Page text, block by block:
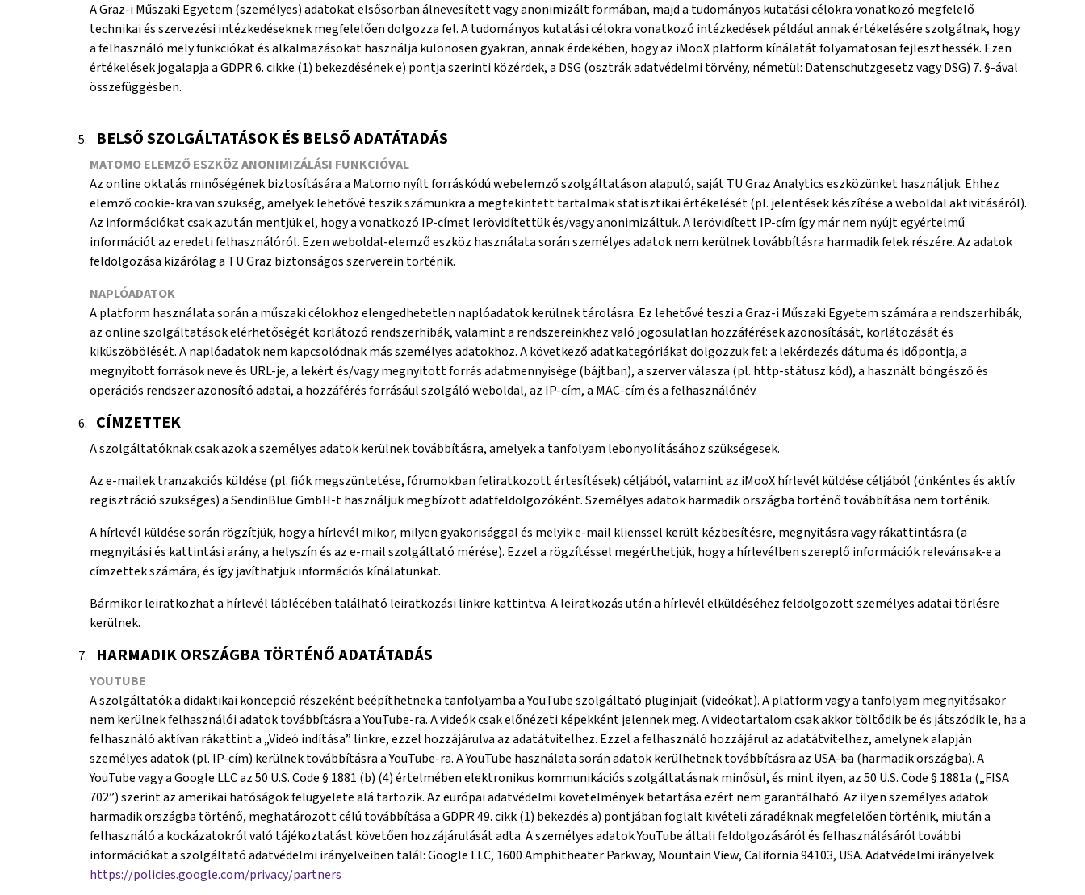
A Graz-i Műszaki Egyetem (személyes) adatokat elsősorban álnevesített vagy anonimizált formában, majd a tudományos kutatási célokra vonatkozó megfelelő
technikai és szervezési intézkedéseknek megfelelően dolgozza fel. A tudományos kutatási célokra vonatkozó intézkedések például annak értékelésére szolgálnak, hogy
a felhasználó mely funkciókat és alkalmazásokat használja különösen gyakran, annak érdekében, hogy az iMooX platform kínálatát folyamatosan fejleszthessék. Ezen
értékelések jogalapja a GDPR 6. cikke (1) bekezdésének e) pontja szerinti közérdek, a DSG (osztrák adatvédelmi törvény, németül: Datenschutzgesetz vagy DSG) 7. §-ával
összefüggésben.
BELSŐ SZOLGÁLTATÁSOK ÉS BELSŐ ADATÁTADÁS
MATOMO ELEMZŐ ESZKÖZ ANONIMIZÁLÁSI FUNKCIÓVAL
Az online oktatás minőségének biztosítására a Matomo nyílt forráskódú webelemző szolgáltatáson alapuló, saját TU Graz Analytics eszközünket használjuk. Ehhez
elemző cookie-kra van szükség, amelyek lehetővé teszik számunkra a megtekintett tartalmak statisztikai értékelését (pl. jelentések készítése a weboldal aktivitásáról).
Az információkat csak azután mentjük el, hogy a vonatkozó IP-címet lerövidítettük és/vagy anonimizáltuk. A lerövidített IP-cím így már nem nyújt egyértelmű
információt az eredeti felhasználóról. Ezen weboldal-elemző eszköz használata során személyes adatok nem kerülnek továbbításra harmadik felek részére. Az adatok
feldolgozása kizárólag a TU Graz biztonságos szerverein történik.
NAPLÓADATOK
A platform használata során a műszaki célokhoz elengedhetetlen naplóadatok kerülnek tárolásra. Ez lehetővé teszi a Graz-i Műszaki Egyetem számára a rendszerhibák,
az online szolgáltatások elérhetőségét korlátozó rendszerhibák, valamint a rendszereinkhez való jogosulatlan hozzáférések azonosítását, korlátozását és
kiküszöbölését. A naplóadatok nem kapcsolódnak más személyes adatokhoz. A következő adatkategóriákat dolgozzuk fel: a lekérdezés dátuma és időpontja, a
megnyitott források neve és URL-je, a lekért és/vagy megnyitott forrás adatmennyisége (bájtban), a szerver válasza (pl. http-státusz kód), a használt böngésző és
operációs rendszer azonosító adatai, a hozzáférés forrásául szolgáló weboldal, az IP-cím, a MAC-cím és a felhasználónév.
CÍMZETTEK
A szolgáltatóknak csak azok a személyes adatok kerülnek továbbításra, amelyek a tanfolyam lebonyolításához szükségesek.
Az e-mailek tranzakciós küldése (pl. fiók megszüntetése, fórumokban feliratkozott értesítések) céljából, valamint az iMooX hírlevél küldése céljából (önkéntes és aktív
regisztráció szükséges) a SendinBlue GmbH-t használjuk megbízott adatfeldolgozóként. Személyes adatok harmadik országba történő továbbítása nem történik.
A hírlevél küldése során rögzítjük, hogy a hírlevél mikor, milyen gyakorisággal és melyik e-mail klienssel került kézbesítésre, megnyitásra vagy rákattintásra (a
megnyitási és kattintási arány, a helyszín és az e-mail szolgáltató mérése). Ezzel a rögzítéssel megérthetjük, hogy a hírlevélben szereplő információk relevánsak-e a
címzettek számára, és így javíthatjuk információs kínálatunkat.
Bármikor leiratkozhat a hírlevél láblécében található leiratkozási linkre kattintva. A leiratkozás után a hírlevél elküldéséhez feldolgozott személyes adatai törlésre
kerülnek.
HARMADIK ORSZÁGBA TÖRTÉNŐ ADATÁTADÁS
YOUTUBE
A szolgáltatók a didaktikai koncepció részeként beépíthetnek a tanfolyamba a YouTube szolgáltató pluginjait (videókat). A platform vagy a tanfolyam megnyitásakor
nem kerülnek felhasználói adatok továbbításra a YouTube-ra. A videók csak előnézeti képekként jelennek meg. A videotartalom csak akkor töltődik be és játszódik le, ha a
felhasználó aktívan rákattint a „Videó indítása” linkre, ezzel hozzájárulva az adatátvitelhez. Ezzel a felhasználó hozzájárul az adatátvitelhez, amelynek alapján
személyes adatok (pl. IP-cím) kerülnek továbbításra a YouTube-ra. A YouTube használata során adatok kerülhetnek továbbításra az USA-ba (harmadik országba). A
YouTube vagy a Google LLC az 50 U.S. Code § 1881 (b) (4) értelmében elektronikus kommunikációs szolgáltatásnak minősül, és mint ilyen, az 50 U.S. Code § 1881a („FISA
702”) szerint az amerikai hatóságok felügyelete alá tartozik. Az európai adatvédelmi követelmények betartása ezért nem garantálható. Az ilyen személyes adatok
harmadik országba történő, meghatározott célú továbbítása a GDPR 49. cikk (1) bekezdés a) pontjában foglalt kivételi záradéknak megfelelően történik, miután a
felhasználó a kockázatokról való tájékoztatást követően hozzájárulását adta. A személyes adatok YouTube általi feldolgozásáról és felhasználásáról további
információkat a szolgáltató adatvédelmi irányelveiben talál: Google LLC, 1600 Amphitheater Parkway, Mountain View, California 94103, USA. Adatvédelmi irányelvek:
https://policies.google.com/privacy/partners